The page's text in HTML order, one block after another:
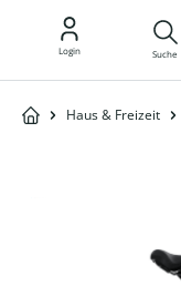
Login Suche
Haus & Freizeit